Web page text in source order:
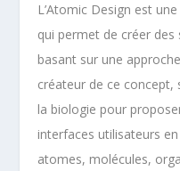
L’Atomic Design est
qui permet de créer des
basant sur une
créateur de ce concept,
la biologie pour
interfaces utilisateurs
atomes, molécules,